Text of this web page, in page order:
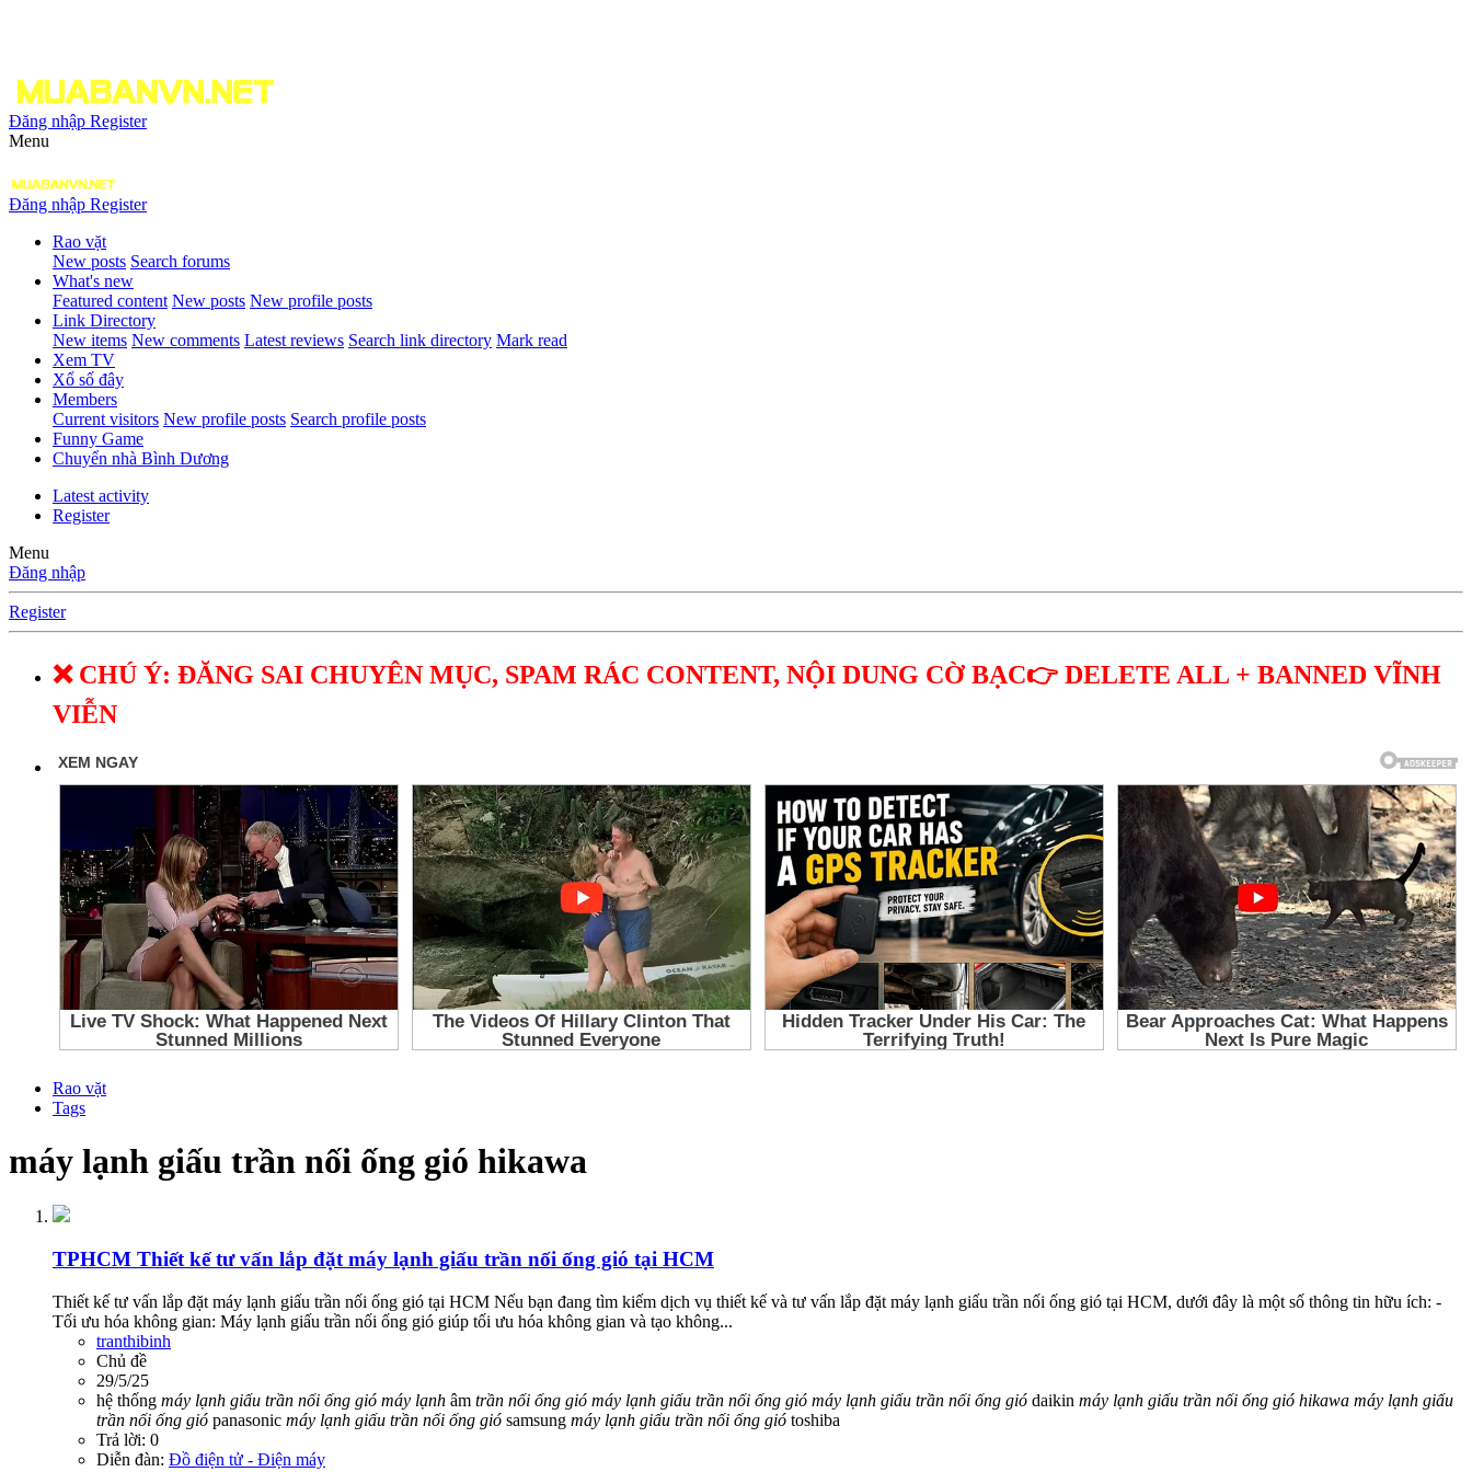
Đăng nhập Register
Menu
Đăng nhập Register
Rao vặt
New posts Search forums
What's new
Featured content New posts New profile posts
Link Directory
New items New comments Latest reviews Search link directory Mark read
Xem TV
Xổ số đây
Members
Current visitors New profile posts Search profile posts
Funny Game
Chuyển nhà Bình Dương
Latest activity
Register
Menu
Đăng nhập
Register
❌ CHÚ Ý: ĐĂNG SAI CHUYÊN MỤC, SPAM RÁC CONTENT, NỘI DUNG CỜ BẠC👉 DELETE ALL + BANNED VĨNH
VIỄN
Rao vặt
Tags
máy lạnh giấu trần nối ống gió hikawa
TPHCM Thiết kế tư vấn lắp đặt máy lạnh giấu trần nối ống gió tại HCM
Thiết kế tư vấn lắp đặt máy lạnh giấu trần nối ống gió tại HCM Nếu bạn đang tìm kiếm dịch vụ thiết kế và tư vấn lắp đặt máy lạnh giấu trần nối ống gió tại HCM, dưới đây là một số thông tin hữu ích: -
Tối ưu hóa không gian: Máy lạnh giấu trần nối ống gió giúp tối ưu hóa không gian và tạo không...
tranthibinh
Chủ đề
29/5/25
hệ thống máy lạnh giấu trần nối ống gió máy lạnh âm trần nối ống gió máy lạnh giấu trần nối ống gió máy lạnh giấu trần nối ống gió daikin máy lạnh giấu trần nối ống gió hikawa máy lạnh giấu
trần nối ống gió panasonic máy lạnh giấu trần nối ống gió samsung máy lạnh giấu trần nối ống gió toshiba
Trả lời: 0
Diễn đàn: Đồ điện tử - Điện máy